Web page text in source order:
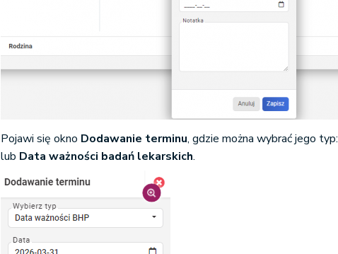
Pojawi się okno Dodawanie terminu, gdzie można wybrać jego typ:
lub Data ważności badań lekarskich.